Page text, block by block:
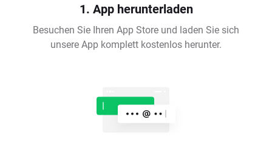
1. App herunterladen
Besuchen Sie Ihren App Store und laden Sie sich
unsere App komplett kostenlos herunter.